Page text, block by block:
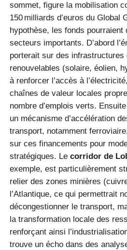
sommet, figure la mobilisation
150 milliards d’euros du Global
hypothèse, les fonds pourraient
secteurs importants. D’abord
porterait sur des infrastructures
renouvelables (solaire, éolien,
à renforcer l’accès à
chaînes de valeur locales
nombre d’emplois verts.
un mécanisme d’accélération
transport, notamment
sur ces financements pour
stratégiques. Le corridor de
exemple, est particulièrement
relier des zones minières
l’Atlantique, ce qui permettrait
décongestionner le transport,
la transformation locale des
renforçant ainsi
trouve un écho dans des